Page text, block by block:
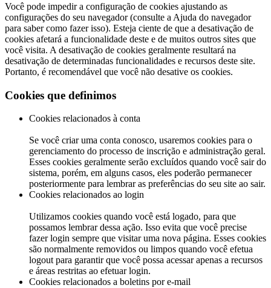
Você pode impedir a configuração de cookies ajustando as
configurações do seu navegador (consulte a Ajuda do navegador
para saber como fazer isso). Esteja ciente de que a desativação de
cookies afetará a funcionalidade deste e de muitos outros sites que
você visita. A desativação de cookies geralmente resultará na
desativação de determinadas funcionalidades e recursos deste site.
Portanto, é recomendável que você não desative os cookies.
Cookies que definimos
Cookies relacionados à conta
Se você criar uma conta conosco, usaremos cookies para o
gerenciamento do processo de inscrição e administração geral.
Esses cookies geralmente serão excluídos quando você sair do
sistema, porém, em alguns casos, eles poderão permanecer
posteriormente para lembrar as preferências do seu site ao sair.
Cookies relacionados ao login
Utilizamos cookies quando você está logado, para que
possamos lembrar dessa ação. Isso evita que você precise
fazer login sempre que visitar uma nova página. Esses cookies
são normalmente removidos ou limpos quando você efetua
logout para garantir que você possa acessar apenas a recursos
e áreas restritas ao efetuar login.
Cookies relacionados a boletins por e-mail